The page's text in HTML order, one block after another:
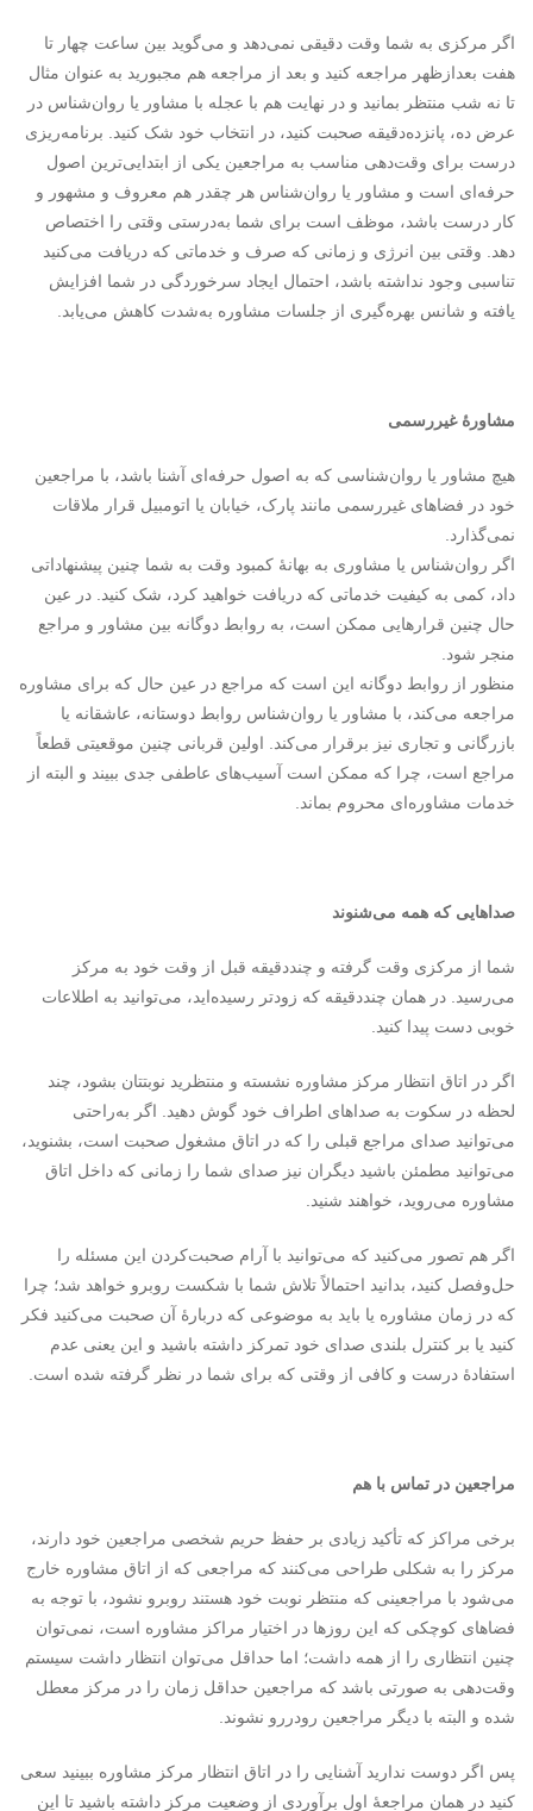
اگر مرکزی به شما وقت دقیقی نمی‌دهد و می‌گوید بین ساعت چهار تا
هفت بعدازظهر مراجعه کنید و بعد از مراجعه هم مجبورید به عنوان مثال
تا نه شب منتظر بمانید و در نهایت هم با عجله با مشاور یا روان‌شناس در
عرض ده، پانزده‌دقیقه صحبت کنید، در انتخاب خود شک کنید. برنامه‌ریزی
درست برای وقت‌دهی مناسب به مراجعین یکی از ابتدایی‌ترین اصول
حرفه‌ای است و مشاور یا روان‌شناس هر چقدر هم معروف و مشهور و
کار درست باشد، موظف است برای شما به‌درستی وقتی را اختصاص
دهد. وقتی بین انرژی و زمانی که صرف و خدماتی که دریافت می‌کنید
تناسبی وجود نداشته باشد، احتمال ایجاد سرخوردگی در شما افزایش
یافته و شانس بهره‌گیری از جلسات مشاوره به‌شدت کاهش می‌یابد.
مشاوره غیررسمی
هیچ مشاور یا روان‌شناسی که به اصول حرفه‌ای آشنا باشد، با مراجعین
خود در فضاهای غیررسمی مانند پارک، خیابان یا اتومبیل قرار ملاقات
نمی‌گذارد.
اگر روان‌شناس یا مشاوری به بهانهٔ کمبود وقت به شما چنین پیشنهاداتی
داد، کمی به کیفیت خدماتی که دریافت خواهید کرد، شک کنید. در عین
حال چنین قرارهایی ممکن است، به روابط دوگانه بین مشاور و مراجع
منجر شود.
منظور از روابط دوگانه این است که مراجع در عین حال که برای مشاوره
مراجعه می‌کند، با مشاور یا روان‌شناس روابط دوستانه، عاشقانه یا
بازرگانی و تجاری نیز برقرار می‌کند. اولین قربانی چنین موقعیتی قطعاً
مراجع است، چرا که ممکن است آسیب‌های عاطفی جدی ببیند و البته از
خدمات مشاوره‌ای محروم بماند.
صداهایی که همه می‌شنوند
شما از مرکزی وقت گرفته و چنددقیقه قبل از وقت خود به مرکز
می‌رسید. در همان چنددقیقه که زودتر رسیده‌اید، می‌توانید به اطلاعات
خوبی دست پیدا کنید.
اگر در اتاق انتظار مرکز مشاوره نشسته و منتظرید نوبتتان بشود، چند
لحظه در سکوت به صداهای اطراف خود گوش دهید. اگر به‌راحتی
می‌توانید صدای مراجع قبلی را که در اتاق مشغول صحبت است، بشنوید،
می‌توانید مطمئن باشید دیگران نیز صدای شما را زمانی که داخل اتاق
مشاوره می‌روید، خواهند شنید.
اگر هم تصور می‌کنید که می‌توانید با آرام صحبت‌کردن این مسئله را
حل‌وفصل کنید، بدانید احتمالاً تلاش شما با شکست روبرو خواهد شد؛ چرا
که در زمان مشاوره یا باید به موضوعی که دربارهٔ آن صحبت می‌کنید فکر
کنید یا بر کنترل بلندی صدای خود تمرکز داشته باشید و این یعنی عدم
استفادهٔ درست و کافی از وقتی که برای شما در نظر گرفته شده است.
مراجعین در تماس با هم
برخی مراکز که تأکید زیادی بر حفظ حریم شخصی مراجعین خود دارند،
مرکز را به شکلی طراحی می‌کنند که مراجعی که از اتاق مشاوره خارج
می‌شود با مراجعینی که منتظر نوبت خود هستند روبرو نشود، با توجه به
فضاهای کوچکی که این روزها در اختیار مراکز مشاوره است، نمی‌توان
چنین انتظاری را از همه داشت؛ اما حداقل می‌توان انتظار داشت سیستم
وقت‌دهی به صورتی باشد که مراجعین حداقل زمان را در مرکز معطل
شده و البته با دیگر مراجعین رودررو نشوند.
پس اگر دوست ندارید آشنایی را در اتاق انتظار مرکز مشاوره ببینید سعی
کنید در همان مراجعهٔ اول برآوردی از وضعیت مرکز داشته باشید تا این